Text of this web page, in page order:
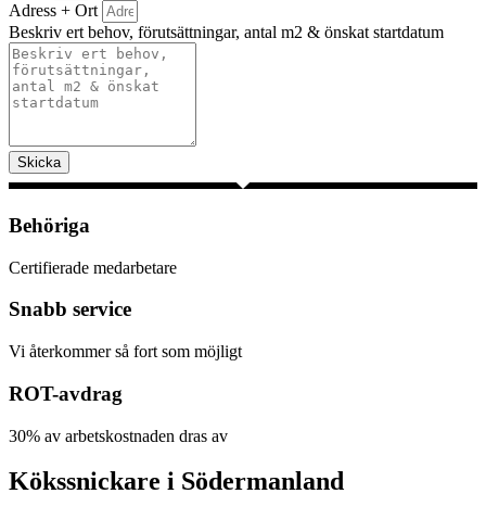
Adress + Ort
Beskriv ert behov, förutsättningar, antal m2 & önskat startdatum
Skicka
Behöriga
Certifierade medarbetare
Snabb service
Vi återkommer så fort som möjligt
ROT-avdrag
30% av arbetskostnaden dras av
Kökssnickare i Södermanland